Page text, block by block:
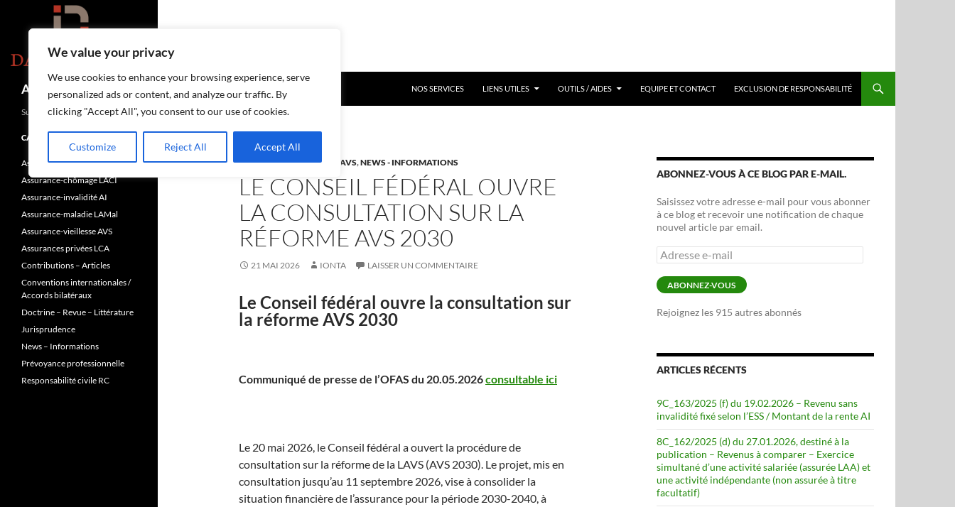
We value your privacy
We use cookies to enhance your browsing experience, serve
personalized ads or content, and analyze our traffic. By
clicking "Accept All", you consent to our use of cookies.
Customize Reject All Accept All
Assurances-sociales.info
Recherche
NOS SERVICES LIENS UTILES OUTILS / AIDES EQUIPE ET CONTACT EXCLUSION DE RESPONSABILITÉ
ASSURANCE-VIEILLESSE AVS,NEWS - INFORMATIONS
LE CONSEIL FÉDÉRAL OUVRE
LA CONSULTATION SUR LA
RÉFORME AVS 2030
21 MAI 2026 IONTA LAISSER UN COMMENTAIRE
Le Conseil fédéral ouvre la consultation sur
la réforme AVS 2030
Communiqué de presse de l’OFAS du 20.05.2026consultable ici
Le 20 mai 2026, le Conseil fédéral a ouvert la procédure de
consultation sur la réforme de la LAVS (AVS 2030). Le projet, mis en
consultation jusqu’au 11 septembre 2026, vise à consolider la
situation financière de l’assurance pour la période 2030-2040, à
ABONNEZ-VOUS À CE BLOG PAR E-MAIL.
Saisissez votre adresse e-mail pour vous abonner
à ce blog et recevoir une notification de chaque
nouvel article par email.
Adresse
e-
mail
ABONNEZ-VOUS
Rejoignez les 915 autres abonnés
ARTICLES RÉCENTS
9C_163/2025 (f) du 19.02.2026 – Revenu sans
invalidité fixé selon l’ESS / Montant de la rente AI
8C_162/2025 (d) du 27.01.2026, destiné à la
publication – Revenus à comparer – Exercice
simultané d’une activité salariée (assurée LAA) et
une activité indépendante (non assurée à titre
facultatif)
Suisse
CATÉGORIES
Assurance-accidents LAA
Assurance-chômage LACI
Assurance-invalidité AI
Assurance-maladie LAMal
Assurance-vieillesse AVS
Assurances privées LCA
Contributions – Articles
Conventions internationales /
Accords bilatéraux
Doctrine – Revue – Littérature
Jurisprudence
News – Informations
Prévoyance professionnelle
Responsabilité civile RC